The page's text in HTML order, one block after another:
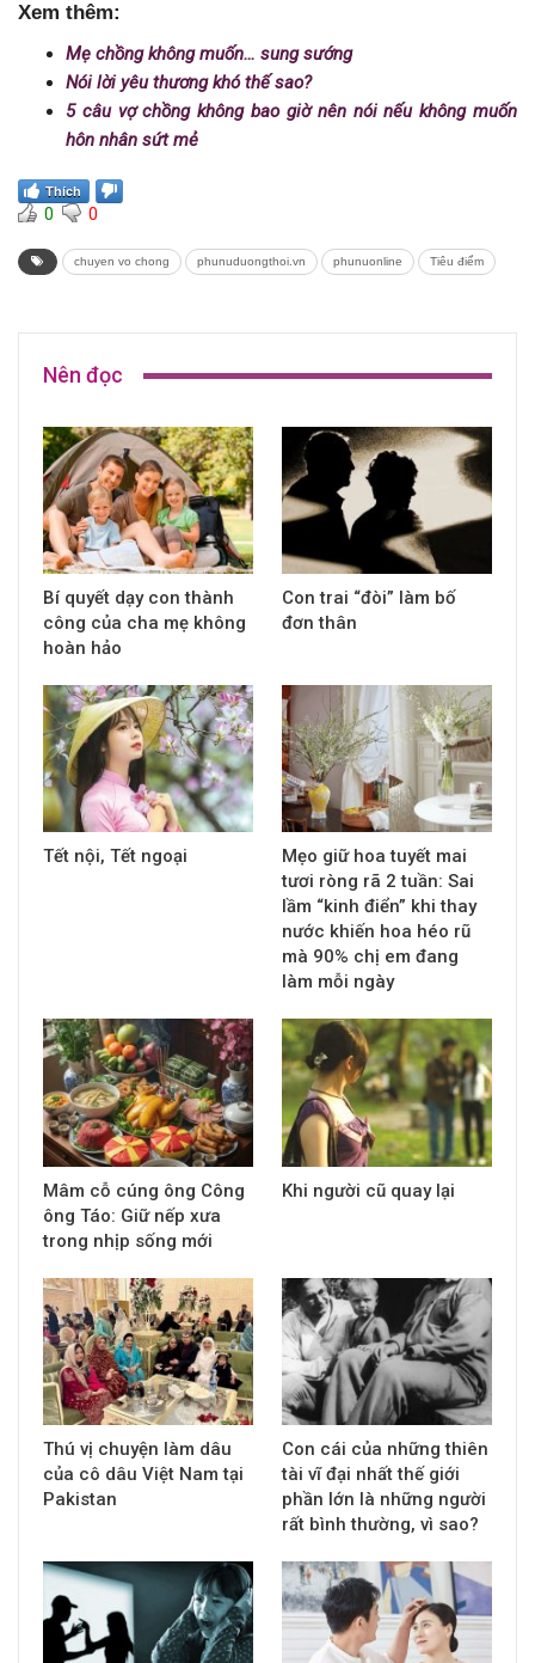
Xem thêm:
Mẹ chồng không muốn… sung sướng
Nói lời yêu thương khó thế sao?
5 câu vợ chồng không bao giờ nên nói nếu không muốn
hôn nhân sứt mẻ
Thích
0 0
chuyen vo chong phunuduongthoi.vn phunuonline Tiêu điểm
Nên đọc
Bí quyết dạy con thành
công của cha mẹ không
hoàn hảo
Con trai “đòi” làm bố
đơn thân
Tết nội, Tết ngoại
Mẹo giữ hoa tuyết mai
tươi ròng rã 2 tuần: Sai
lầm “kinh điển” khi thay
nước khiến hoa héo rũ
mà 90% chị em đang
làm mỗi ngày
Mâm cỗ cúng ông Công
ông Táo: Giữ nếp xưa
trong nhịp sống mới
Khi người cũ quay lại
Thú vị chuyện làm dâu
của cô dâu Việt Nam tại
Pakistan
Con cái của những thiên
tài vĩ đại nhất thế giới
phần lớn là những người
rất bình thường, vì sao?